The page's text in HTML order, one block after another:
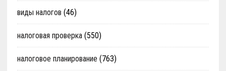
виды налогов (46)
налоговая проверка(550)
налоговое планирование (763)